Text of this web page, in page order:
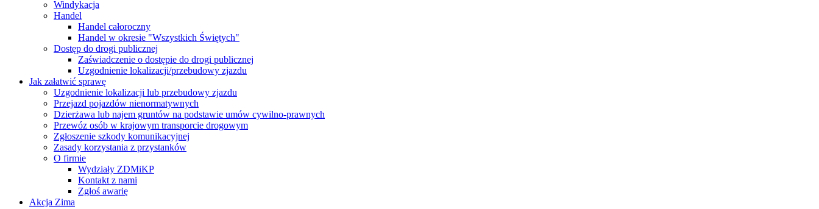
Windykacja
Handel
Handel całoroczny
Handel w okresie "Wszystkich Świętych"
Dostęp do drogi publicznej
Zaświadczenie o dostępie do drogi publicznej
Uzgodnienie lokalizacji/przebudowy zjazdu
Jak załatwić sprawę
Uzgodnienie lokalizacji lub przebudowy zjazdu
Przejazd pojazdów nienormatywnych
Dzierżawa lub najem gruntów na podstawie umów cywilno-prawnych
Przewóz osób w krajowym transporcie drogowym
Zgłoszenie szkody komunikacyjnej
Zasady korzystania z przystanków
O firmie
Wydziały ZDMiKP
Kontakt z nami
Zgłoś awarię
Akcja Zima